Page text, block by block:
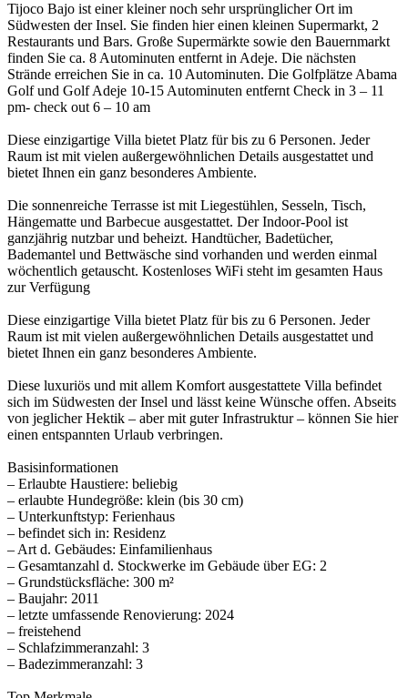
Tijoco Bajo ist einer kleiner noch sehr ursprünglicher Ort im
Südwesten der Insel. Sie finden hier einen kleinen Supermarkt, 2
Restaurants und Bars. Große Supermärkte sowie den Bauernmarkt
finden Sie ca. 8 Autominuten entfernt in Adeje. Die nächsten
Strände erreichen Sie in ca. 10 Autominuten. Die Golfplätze Abama
Golf und Golf Adeje 10-15 Autominuten entfernt Check in 3 – 11
pm- check out 6 – 10 am
Diese einzigartige Villa bietet Platz für bis zu 6 Personen. Jeder
Raum ist mit vielen außergewöhnlichen Details ausgestattet und
bietet Ihnen ein ganz besonderes Ambiente.
Die sonnenreiche Terrasse ist mit Liegestühlen, Sesseln, Tisch,
Hängematte und Barbecue ausgestattet. Der Indoor-Pool ist
ganzjährig nutzbar und beheizt. Handtücher, Badetücher,
Bademantel und Bettwäsche sind vorhanden und werden einmal
wöchentlich getauscht. Kostenloses WiFi steht im gesamten Haus
zur Verfügung
Diese einzigartige Villa bietet Platz für bis zu 6 Personen. Jeder
Raum ist mit vielen außergewöhnlichen Details ausgestattet und
bietet Ihnen ein ganz besonderes Ambiente.
Diese luxuriös und mit allem Komfort ausgestattete Villa befindet
sich im Südwesten der Insel und lässt keine Wünsche offen. Abseits
von jeglicher Hektik – aber mit guter Infrastruktur – können Sie hier
einen entspannten Urlaub verbringen.
Basisinformationen
– Erlaubte Haustiere: beliebig
– erlaubte Hundegröße: klein (bis 30 cm)
– Unterkunftstyp: Ferienhaus
– befindet sich in: Residenz
– Art d. Gebäudes: Einfamilienhaus
– Gesamtanzahl d. Stockwerke im Gebäude über EG: 2
– Grundstücksfläche: 300 m²
– Baujahr: 2011
– letzte umfassende Renovierung: 2024
– freistehend
– Schlafzimmeranzahl: 3
– Badezimmeranzahl: 3